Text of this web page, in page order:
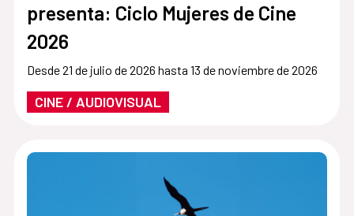
presenta: Ciclo Mujeres de Cine
2026
Desde 21 de julio de 2026 hasta 13 de noviembre de 2026
CINE / AUDIOVISUAL